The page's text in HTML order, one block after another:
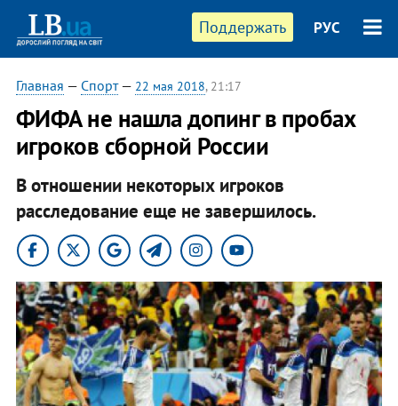
Поддержать РУС
Главная — Спорт— 22 мая 2018, 21:17
ФИФА не нашла допинг в пробах
игроков сборной России
В отношении некоторых игроков
расследование еще не завершилось.